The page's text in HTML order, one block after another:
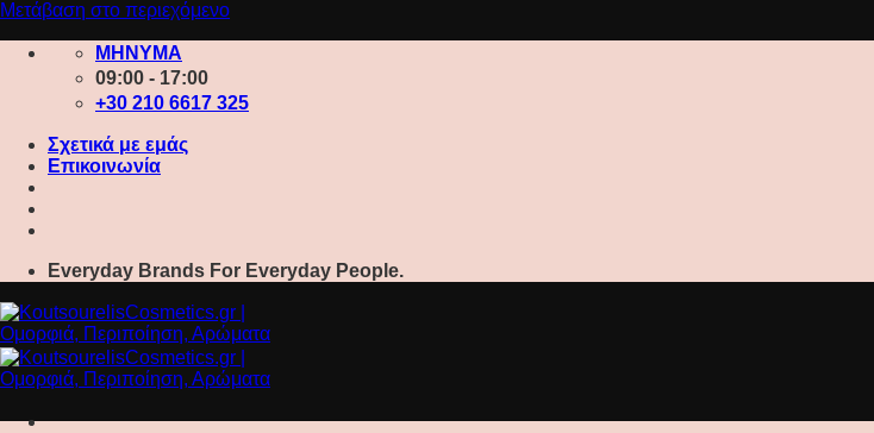
Μετάβαση στο περιεχόμενο
ΜΗΝΥΜΑ
09:00 - 17:00
+30 210 6617 325
Σχετικά με εμάς
Επικοινωνία
Everyday Brands For Everyday People.